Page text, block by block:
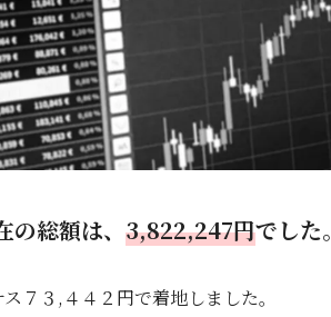
の総額は、 3,822,247円でした。
７３,４４２円で着地しました。